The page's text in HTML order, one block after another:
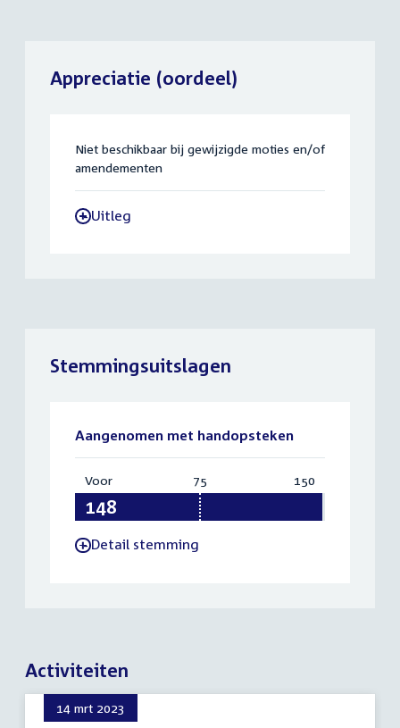
Appreciatie (oordeel)
Niet beschikbaar bij gewijzigde moties en/of
amendementen
-Uitleg
Stemmingsuitslagen
Aangenomen met handopsteken
Voor:
148
75 150
-Detail stemming
Activiteiten
14 mrt 2023